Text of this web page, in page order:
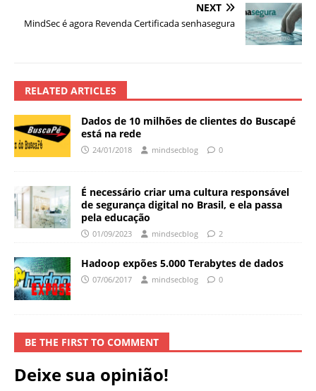
NEXT
MindSec é agora Revenda Certificada senhasegura
RELATED ARTICLES
Dados de 10 milhões de clientes do Buscapé
está na rede
24/01/2018 mindsecblog 0
É necessário criar uma cultura responsável
de segurança digital no Brasil, e ela passa
pela educação
01/09/2023 mindsecblog 2
Hadoop expões 5.000 Terabytes de dados
07/06/2017 mindsecblog 0
BE THE FIRST TO COMMENT
Deixe sua opinião!